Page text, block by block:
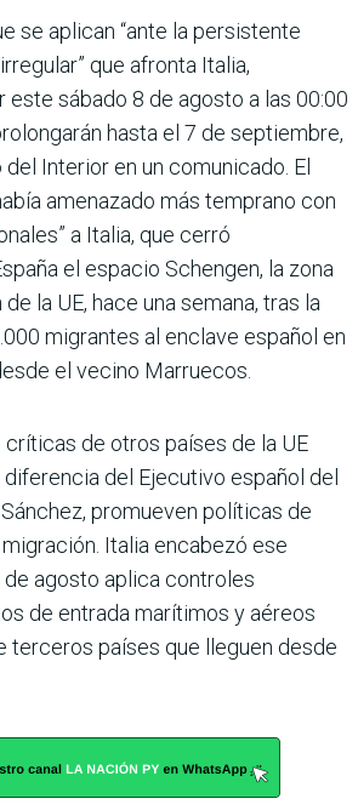
se aplican “ante la persistente
que afronta Italia,
este sábado 8 de agosto a las 00:00
hasta el 7 de septiembre,
Interior en un comunicado. El
amenazado más temprano con
a Italia, que cerró
el espacio Schengen, la zona
la UE, hace una semana, tras la
migrantes al enclave español en
el vecino Marruecos.
de otros países de la UE
del Ejecutivo español del
promueven políticas de
Italia encabezó ese
agosto aplica controles
de entrada marítimos y aéreos
terceros países que lleguen desde